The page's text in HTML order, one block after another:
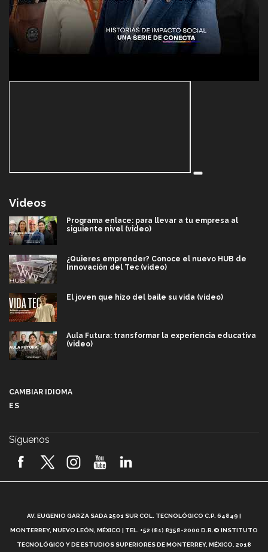
Videos
Programa enlace: para llevar a tu empresa al
siguiente nivel (video)
¿Quieres emprender? Conoce el nuevo HUB de
Innovación del Tec (video)
El joven que hizo del baile su vida (video)
Aula Futura: transformar la experiencia educativa
(video)
2026! (video)
¿Cómo es el Modelo Educativo Tec? (video)
CAMBIAR IDIOMA
ES
Síguenos
AV. EUGENIO GARZA SADA 2501 SUR COL. TECNOLÓGICO C.P. 64849 |
MONTERREY, NUEVO LEÓN, MÉXICO | TEL. +52 (81) 8358-2000 D.R.© INSTITUTO
TECNOLÓGICO Y DE ESTUDIOS SUPERIORES DE MONTERREY, MÉXICO. 2018